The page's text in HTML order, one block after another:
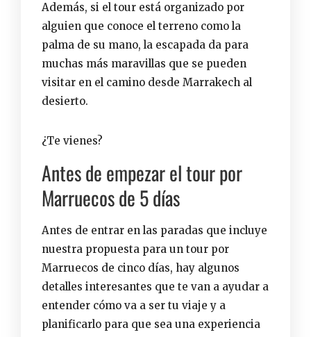
Además, si el tour está organizado por
alguien que conoce el terreno como la
palma de su mano, la escapada da para
muchas más maravillas que se pueden
visitar en el camino desde Marrakech al
desierto.
¿Te vienes?
Antes de empezar el tour por
Marruecos de 5 días
Antes de entrar en las paradas que incluye
nuestra propuesta para un tour por
Marruecos de cinco días, hay algunos
detalles interesantes que te van a ayudar a
entender cómo va a ser tu viaje y a
planificarlo para que sea una experiencia